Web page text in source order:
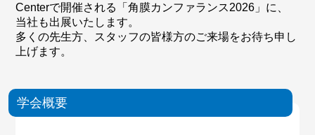
Centerで開催される「角膜カンファランス2026」に、
当社も出展いたします。
多くの先生方、スタッフの皆様方のご来場をお待ち申し
上げます。
学会概要